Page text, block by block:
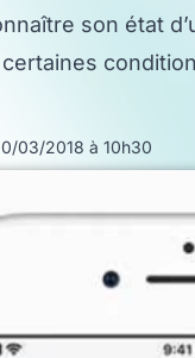
son état
03/2018 à 10h30